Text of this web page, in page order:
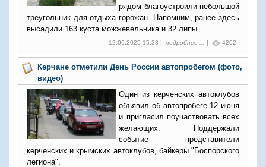
рядом благоустроили небольшой
треугольник для отдыха горожан. Напомним, ранее здесь
высадили 163 куста можжевельника и 32 липы.
12.06.2025 15:38 | подробнее ... | 4202
Керчане отметили День России автопробегом (фото,
видео)
Один из керченских автоклубов
объявил об автопробеге 12 июня
и пригласил поучаствовать всех
желающих. Поддержали
событие представители
керченских и крымских автоклубов, байкеры "Боспорского
легиона".